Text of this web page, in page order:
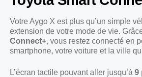
Votre Aygo X est plus qu’un simple
extension de votre mode de vie.
Connect+, vous restez connecté en
smartphone, votre voiture et la ville
L’écran tactile pouvant aller jusqu’à 9